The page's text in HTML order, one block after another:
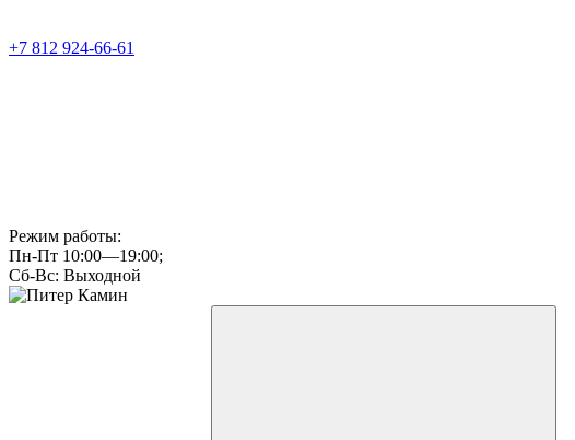
+7 812 924-66-61
Режим работы:
Пн-Пт 10:00—19:00;
Сб-Вс: Выходной